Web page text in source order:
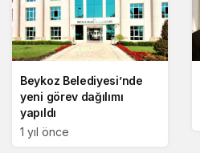
Beykoz Belediyesi’nde
yeni görev dağılımı
yapıldı
1 yıl önce